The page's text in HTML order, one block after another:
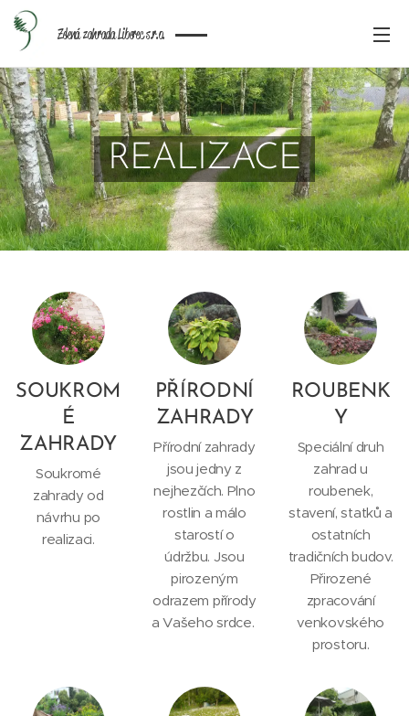
Zelená zahrada Liberec s.r.o.
REALIZACE
SOUKROM
É
ZAHRADY
Soukromé
zahrady od
návrhu po
realizaci.
PŘÍRODNÍ
ZAHRADY
Přírodní zahrady
jsou jedny z
nejhezčích. Plno
rostlin a málo
starostí o
údržbu. Jsou
pirozeným
odrazem přírody
a Vašeho srdce.
ROUBENK
Y
Speciální druh
zahrad u
roubenek,
stavení, statků a
ostatních
tradičních budov.
Přirozené
zpracování
venkovského
prostoru.